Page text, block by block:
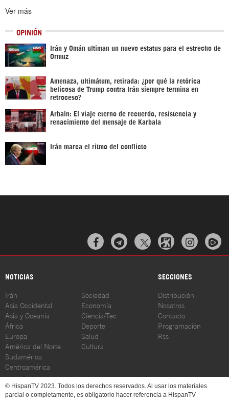
Ver más
OPINIÓN
Irán y Omán ultiman un nuevo estatus para el estrecho de
Ormuz
Amenaza, ultimátum, retirada: ¿por qué la retórica
belicosa de Trump contra Irán siempre termina en
retroceso?
Arbaín: El viaje eterno de recuerdo, resistencia y
renacimiento del mensaje de Karbala
Irán marca el ritmo del conflicto
  
NOTICIAS SECCIONES
Irán
Asia Occidental
Asia y Oceanía
África
Europa
América del Norte
Sudamérica
Centroamérica
Sociedad
Economía
Ciencia/Tec
Deporte
Salud
Cultura
Distribución
Nosotros
Contacto
Programación
Rss
© HispanTV 2023. Todos los derechos reservados. Al usar los materiales
parcial o completamente, es obligatorio hacer referencia a HispanTV